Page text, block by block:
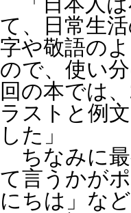
て、日常生
字や敬語の
ので、使い
回の本では
ラストと例
した」
ちなみに最
て言うかが
にちは」な